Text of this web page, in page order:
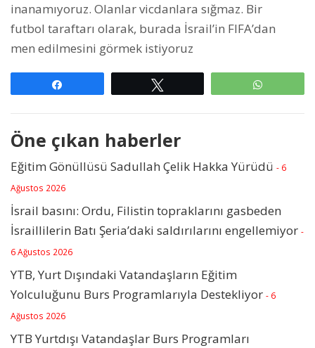
inanamıyoruz. Olanlar vicdanlara sığmaz. Bir
futbol taraftarı olarak, burada İsrail’in FIFA’dan
men edilmesini görmek istiyoruz
Öne çıkan haberler
Eğitim Gönüllüsü Sadullah Çelik Hakka Yürüdü - 6
Ağustos 2026
İsrail basını: Ordu, Filistin topraklarını gasbeden
İsraillilerin Batı Şeria’daki saldırılarını engellemiyor -
6 Ağustos 2026
YTB, Yurt Dışındaki Vatandaşların Eğitim
Yolculuğunu Burs Programlarıyla Destekliyor - 6
Ağustos 2026
YTB Yurtdışı Vatandaşlar Burs Programları